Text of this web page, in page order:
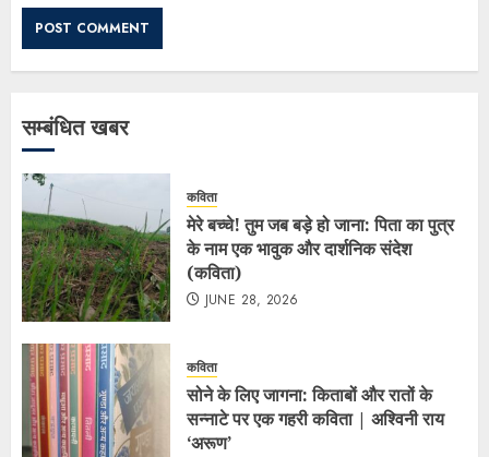
सम्बंधित खबर
कविता
मेरे बच्चे! तुम जब बड़े हो जाना: पिता का पुत्र
के नाम एक भावुक और दार्शनिक संदेश
(कविता)
JUNE 28, 2026
कविता
सोने के लिए जागना: किताबों और रातों के
सन्नाटे पर एक गहरी कविता | अश्विनी राय
‘अरूण’